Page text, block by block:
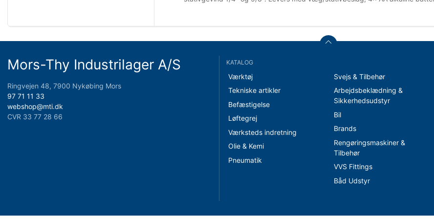
Mors-Thy Industrilager A/S
Ringvejen 48, 7900 Nykøbing Mors
97 71 11 33
webshop@mti.dk
CVR 33 77 28 66
KATALOG
Værktøj
Tekniske artikler
Befæstigelse
Løftegrej
Værksteds indretning
Olie & Kemi
Pneumatik
Svejs & Tilbehør
Arbejdsbeklædning &
Sikkerhedsudstyr
Bil
Brands
Rengøringsmaskiner &
Tilbehør
VVS Fittings
Båd Udstyr